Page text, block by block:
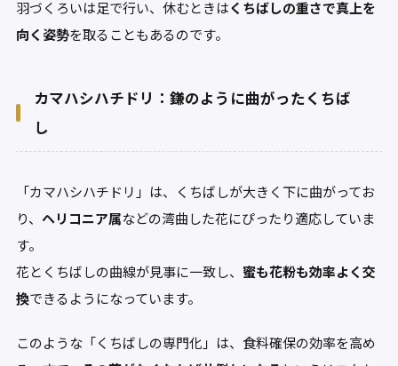
羽づくろいは足で行い、休むときはくちばしの重さで真上を
向く姿勢を取ることもあるのです。
カマハシハチドリ：鎌のように曲がったくちば
し
「カマハシハチドリ」は、くちばしが大きく下に曲がってお
り、 ヘリコニア属などの湾曲した花にぴったり適応していま
す。
花とくちばしの曲線が見事に一致し、 蜜も花粉も効率よく交
換できるようになっています。
このような「くちばしの専門化」は、食料確保の効率を高め